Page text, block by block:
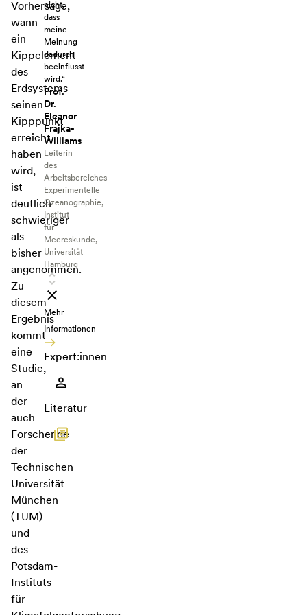
Vorhersage,
wann
ein
Kippelement
des
Erdsystems
seinen
Kipppunkt
erreicht
haben
wird,
ist
deutlich
schwieriger
als
bisher
angenommen.
Zu
diesem
Ergebnis
kommt
eine
Studie,
an
der
auch
Forschende
der
Technischen
Universität
München
(TUM)
und
des
Potsdam-
Instituts
für
nicht,
dass
meine
Meinung
dadurch
beeinflusst
wird.“
Prof.
Dr.
Eleanor
Frajka-
Williams
Leiterin
des
Arbeitsbereiches
Experimentelle
Ozeanographie,
Institut
für
Meereskunde,
Universität
Hamburg
Mehr
Informationen
Expert:innen
Literatur